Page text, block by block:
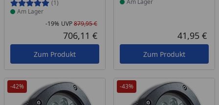
(1)
Am Lager
Rabatt in Prozent
-19%
Ursprünglicher Preis
UVP879,95 €
Aktueller Preis
706,11 €
Zum Produkt
Am Lager
41,95 €
Zum Produkt
-42% -43%